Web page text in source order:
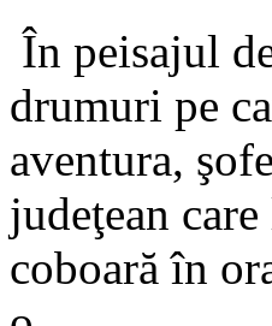
În peisajul
drumuri pe
aventura,
judeţean
coboară în